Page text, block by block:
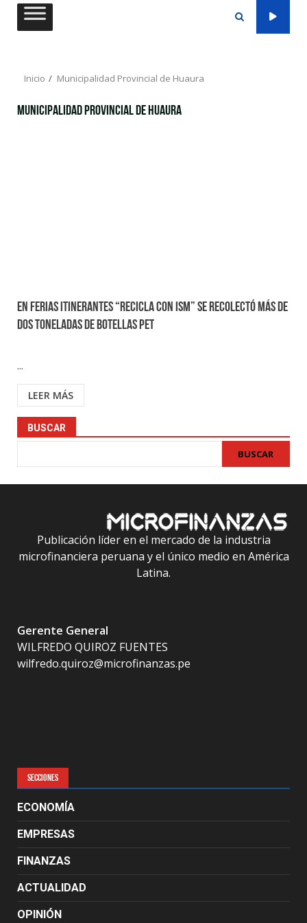
Saltar
Inicio Municipalidad Provincial de Huaura
Municipalidad Provincial de Huaura
En ferias itinerantes “Recicla con ISM” se recolectó más de
dos toneladas de botellas pet
...
LEER MÁS
BUSCAR
BUSCAR
Publicación líder en el mercado de la industria
microfinanciera peruana y el único medio en América
Latina.
Gerente General
WILFREDO QUIROZ FUENTES
wilfredo.quiroz@microfinanzas.pe
SECCIONES
ECONOMÍA
EMPRESAS
FINANZAS
ACTUALIDAD
OPINIÓN